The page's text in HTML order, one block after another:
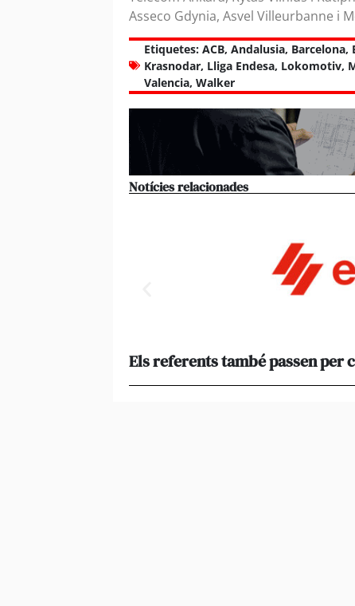
Asseco Gdynia, Asvel Villeurbanne i
Etiquetes: ACB, Andalusia, Barcelona,
Krasnodar, Lliga Endesa, Lokomotiv,
Valencia, Walker
Notícies relacionades
Els referents també passen per